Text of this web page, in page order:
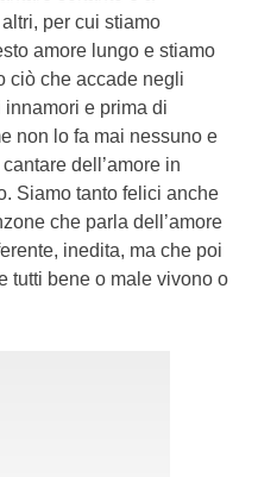
per cui stiamo
amore lungo e stiamo
ciò che accade negli
e prima di
non lo fa mai nessuno e
dell’amore in
Siamo tanto felici anche
che parla dell’amore
inedita, ma che poi
tutti bene o male vivono o